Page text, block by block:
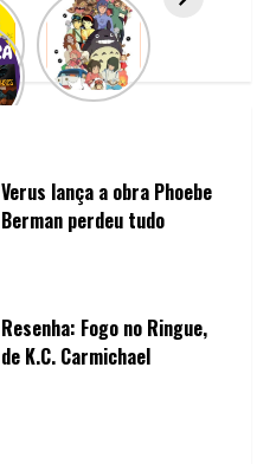
Verus lança a obra Phoebe
Berman perdeu tudo
Resenha: Fogo no Ringue,
de K.C. Carmichael